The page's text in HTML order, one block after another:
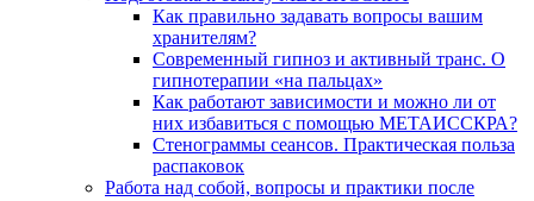
Как правильно задавать вопросы вашим
хранителям?
Современный гипноз и активный транс. О
гипнотерапии «на пальцах»
Как работают зависимости и можно ли от
них избавиться с помощью МЕТАИССКРА?
Стенограммы сеансов. Практическая польза
распаковок
Работа над собой, вопросы и практики после